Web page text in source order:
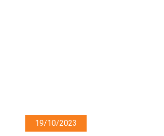
19/10/2023